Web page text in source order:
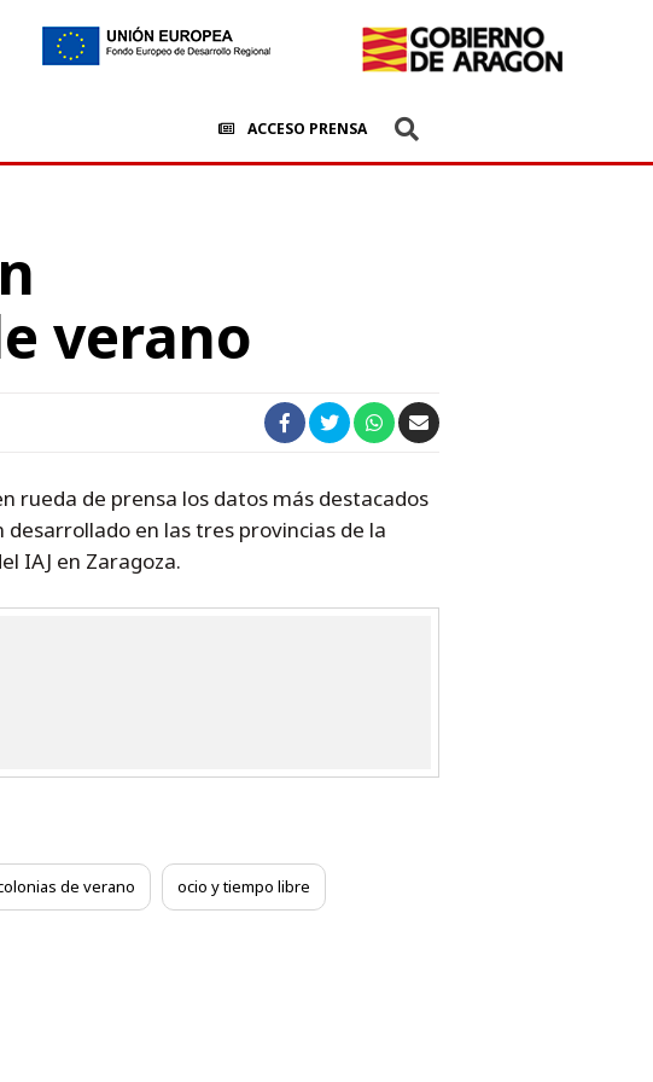
ACCESO PRENSA
verano
rueda de prensa los datos más destacados
en las tres provincias de la
IAJ en Zaragoza.
de verano ocio y tiempo libre